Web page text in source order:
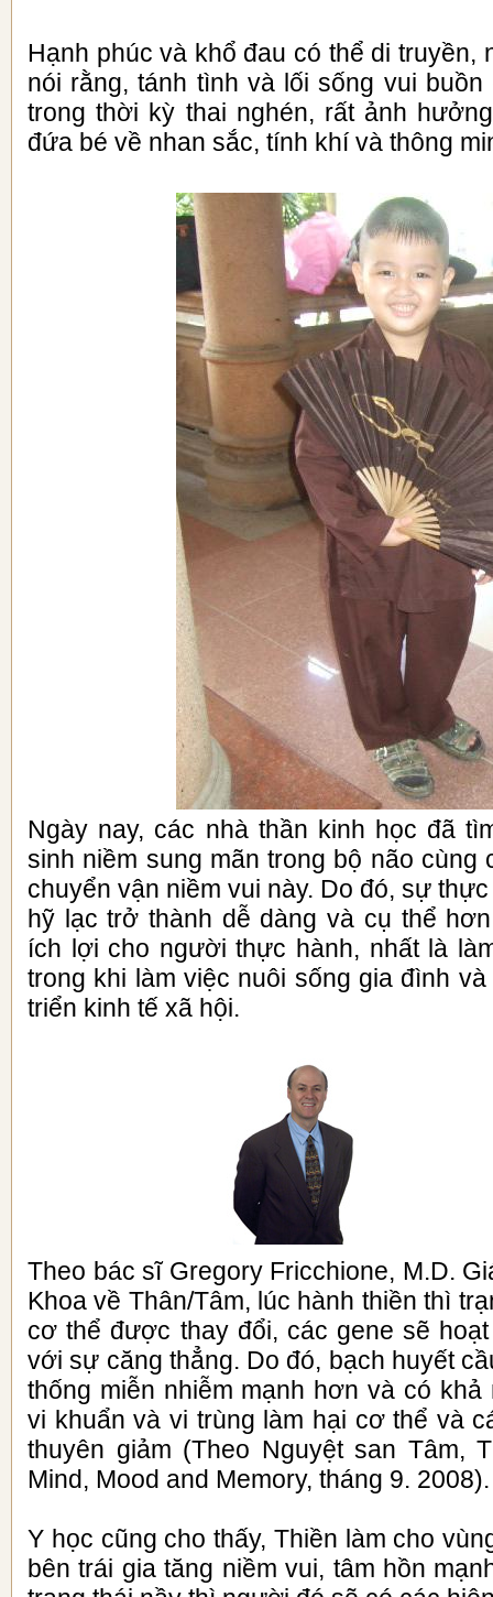
Hạnh phúc và khổ đau có thể di truyền,
nói rằng, tánh tình và lối sống vui
trong thời kỳ thai nghén, rất ảnh
đứa bé về nhan sắc, tính khí và thông
Ngày nay, các nhà thần kinh học đã
sinh niềm sung mãn trong bộ não cùng
chuyển vận niềm vui này. Do đó, sự
hỹ lạc trở thành dễ dàng và cụ thể
ích lợi cho người thực hành, nhất là
trong khi làm việc nuôi sống gia đình
triển kinh tế xã hội.
Theo bác sĩ Gregory Fricchione, M.D.
Khoa về Thân/Tâm, lúc hành thiền thì
cơ thể được thay đổi, các gene sẽ
với sự căng thẳng. Do đó, bạch huyết
thống miễn nhiễm mạnh hơn và có khả
vi khuẩn và vi trùng làm hại cơ thể và
thuyên giảm (Theo Nguyệt san Tâm,
Mind, Mood and Memory, tháng 9. 2008).
Y học cũng cho thấy, Thiền làm cho
bên trái gia tăng niềm vui, tâm hồn